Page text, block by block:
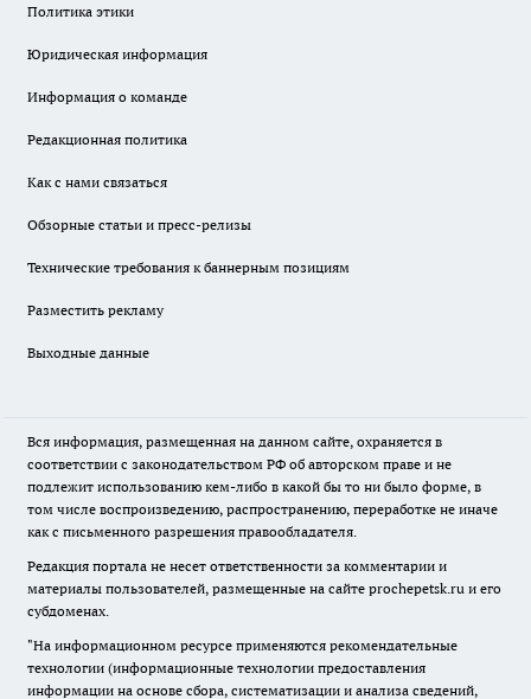
Политика этики
Юридическая информация
Информация о команде
Редакционная политика
Как с нами связаться
Обзорные статьи и пресс-релизы
Технические требования к баннерным позициям
Разместить рекламу
Выходные данные
Вся информация, размещенная на данном сайте, охраняется в
соответствии с законодательством РФ об авторском праве и не
подлежит использованию кем-либо в какой бы то ни было форме, в
том числе воспроизведению, распространению, переработке не иначе
как с письменного разрешения правообладателя.
Редакция портала не несет ответственности за комментарии и
материалы пользователей, размещенные на сайте prochepetsk.ru и его
субдоменах.
"На информационном ресурсе применяются рекомендательные
технологии (информационные технологии предоставления
информации на основе сбора, систематизации и анализа сведений,